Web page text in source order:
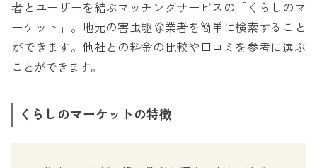
者とユーザーを結ぶマッチングサービスの「くらしのマ
ーケット」。地元の害虫駆除業者を簡単に検索すること
ができます。他社との料金の比較や口コミを参考に選ぶ
ことができます。
くらしのマーケットの特徴